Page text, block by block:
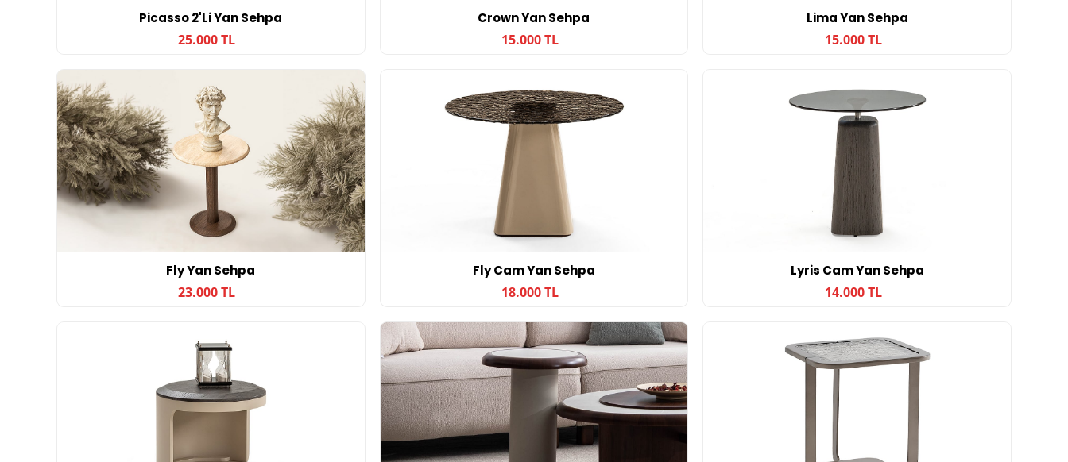
Picasso 2'li Yan Sehpa
25.000 TL
Crown Yan Sehpa
15.000 TL
Lima Yan Sehpa
15.000 TL
Fly Yan Sehpa
23.000 TL
Fly Cam Yan Sehpa
18.000 TL
Lyris Cam Yan Sehpa
14.000 TL